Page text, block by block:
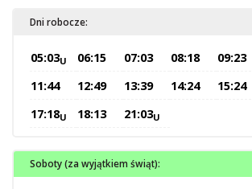
Sklep internetowy
Stacja Kontroli Pojazdów
Dni robocze:
05:03U 06:15 07:03 08:18 09:23
11:44 12:49 13:39 14:24 15:24
17:18U 18:13 21:03U
Soboty (za wyjątkiem świąt):